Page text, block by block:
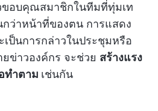
ขอบคุณสมาชิกในทีมที่ทุ่มเท
ว่าหน้าที่ของตน การแสดง
ป็นการกล่าวในประชุมหรือ
ข่าวองค์กร จะช่วย สร้างแรง
ทำตาม เช่นกัน